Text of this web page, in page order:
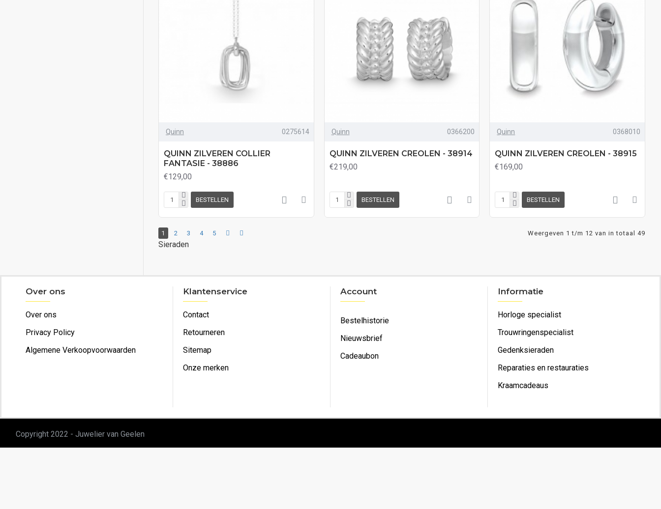
Quinn 0275614
QUINN ZILVEREN COLLIER
FANTASIE - 38886
€129,00
BESTELLEN
Quinn 0366200
QUINN ZILVEREN CREOLEN - 38914
€219,00
BESTELLEN
Quinn 0368010
QUINN ZILVEREN CREOLEN - 38915
€169,00
BESTELLEN
1 2 3 4 5 Weergeven 1 t/m 12 van in totaal 49
Sieraden
Over ons
Over ons
Privacy Policy
Algemene Verkoopvoorwaarden
Klantenservice
Contact
Retourneren
Sitemap
Onze merken
Account
Bestelhistorie
Nieuwsbrief
Cadeaubon
Informatie
Horloge specialist
Trouwringenspecialist
Gedenksieraden
Reparaties en restauraties
Kraamcadeaus
Copyright 2022 - Juwelier van Geelen